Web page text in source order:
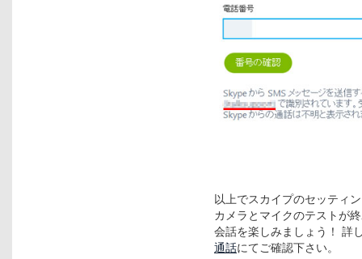
以上でスカイプのセッティ
カメラとマイクのテストが
会話を楽しみましょう！ 詳
通話にてご確認下さい。